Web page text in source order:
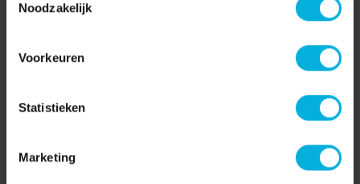
Noodzakelijk
Voorkeuren
Statistieken
Marketing
Bij leverkanker is er sprake van een kwaadaardige tumor in